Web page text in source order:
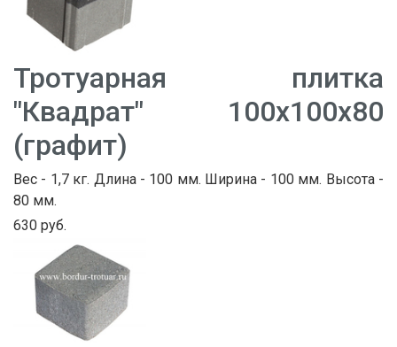
Тротуарная плитка
"Квадрат" 100х100х80
(графит)
Вес - 1,7 кг. Длина - 100 мм. Ширина - 100 мм. Высота -
80 мм.
630 руб.